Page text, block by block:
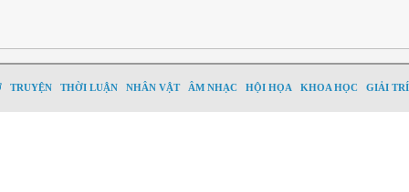
TRUYỆN THỜI LUẬN NHÂN VẬT ÂM NHẠC HỘI HỌA KHOA HỌC GIẢI TRÍ